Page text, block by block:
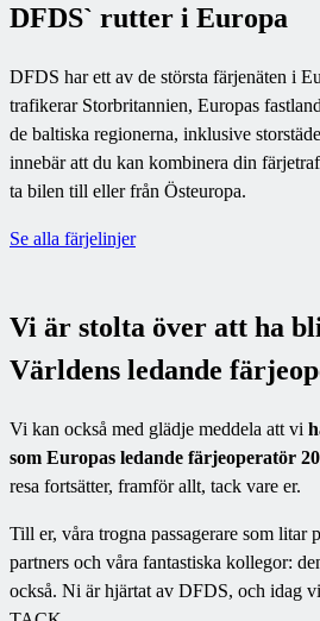
DFDS` rutter i Europa
DFDS har ett av de största färjenäten i
trafikerar Storbritannien, Europas
de baltiska regionerna, inklusive
innebär att du kan kombinera din
ta bilen till eller från Östeuropa.
Se alla färjelinjer
Vi är stolta över att ha
Världens ledande
Vi kan också med glädje meddela att vi
som Europas ledande färjeoperatör
resa fortsätter, framför allt, tack vare er.
Till er, våra trogna passagerare som litar
partners och våra fantastiska kollegor:
också. Ni är hjärtat av DFDS, och idag